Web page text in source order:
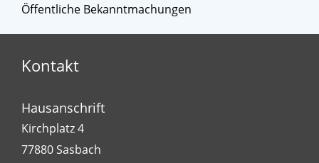
Öffentliche Bekanntmachungen
Kontakt
Hausanschrift
Kirchplatz 4
77880Sasbach